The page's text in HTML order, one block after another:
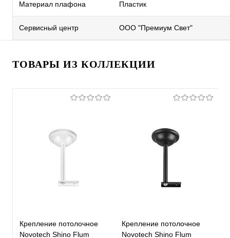
Материал плафона Пластик
Сервисный центр ООО "Премиум Свет"
ТОВАРЫ ИЗ КОЛЛЕКЦИИ
Крепление потолочное
Novotech Shino Flum
Крепление потолочное
Novotech Shino Flum